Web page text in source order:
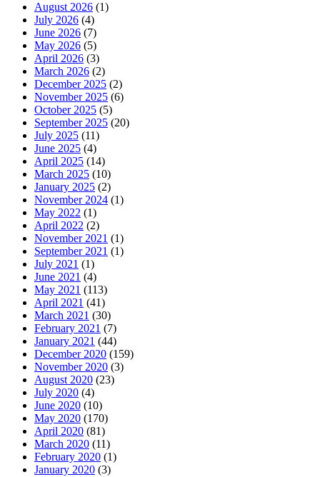
August 2026 (1)
July 2026 (4)
June 2026 (7)
May 2026 (5)
April 2026 (3)
March 2026 (2)
December 2025 (2)
November 2025 (6)
October 2025 (5)
September 2025 (20)
July 2025 (11)
June 2025 (4)
April 2025 (14)
March 2025 (10)
January 2025 (2)
November 2024 (1)
May 2022 (1)
April 2022 (2)
November 2021 (1)
September 2021 (1)
July 2021 (1)
June 2021 (4)
May 2021 (113)
April 2021 (41)
March 2021 (30)
February 2021 (7)
January 2021 (44)
December 2020 (159)
November 2020 (3)
August 2020 (23)
July 2020 (4)
June 2020 (10)
May 2020 (170)
April 2020 (81)
March 2020 (11)
February 2020 (1)
January 2020 (3)